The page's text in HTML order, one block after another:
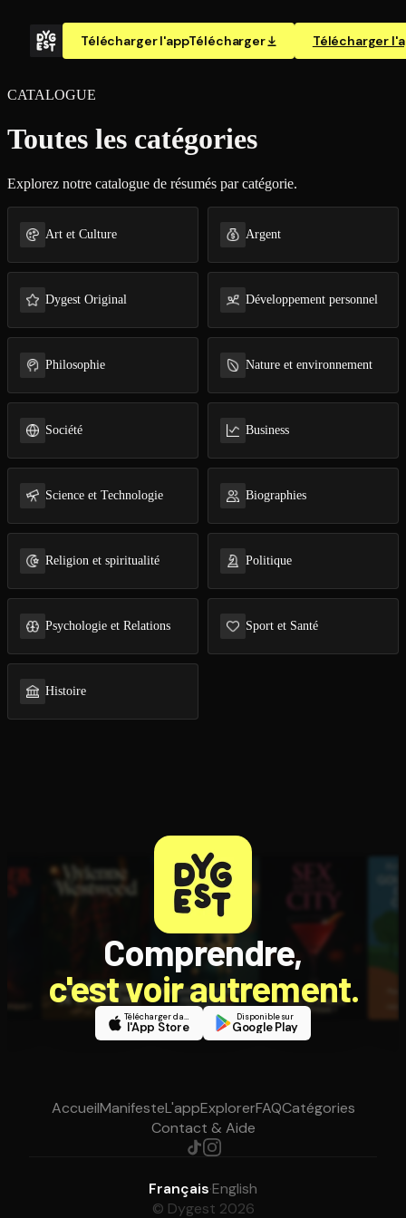
Télécharger l'appTélécharger Télécharger
Ouvre l'app Appareil photo, pointe sur le code. C'est gratuit à
CATALOGUE
Toutes les catégories
Explorez notre catalogue de résumés par catégorie.
Art et Culture Argent
Dygest Original Dé­ve­lop­pe­ment personnel
Philosophie Nature et en­vi­ron­ne­ment
Société Business
Science et Technologie Biographies
Religion et spi­ri­tua­li­té Politique
Psychologie et Relations Sport et Santé
Histoire
Comprendre,
c'est voir autrement.
Télécharger dans
l'App Store
Disponible sur
Google Play
AccueilManifesteL'appExplorerFAQCatégories
Contact & Aide
Français·English
© Dygest 2026